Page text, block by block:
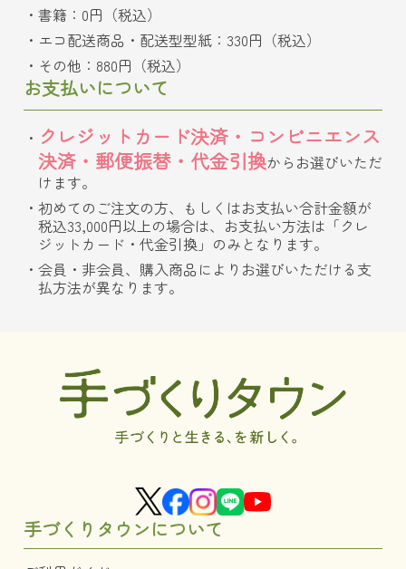
書籍：0円（税込）
エコ配送商品・配送型型紙：330円（税込）
その他：880円（税込）
お支払いについて
クレジットカード決済・コンビニエンス
決済・郵便振替・代金引換からお選びいただ
けます。
初めてのご注文の方、もしくはお支払い合計金額が
税込33,000円以上の場合は、お支払い方法は「クレ
ジットカード・代金引換」のみとなります。
会員・非会員、購入商品によりお選びいただける支
払方法が異なります。
手づくりタウンについて